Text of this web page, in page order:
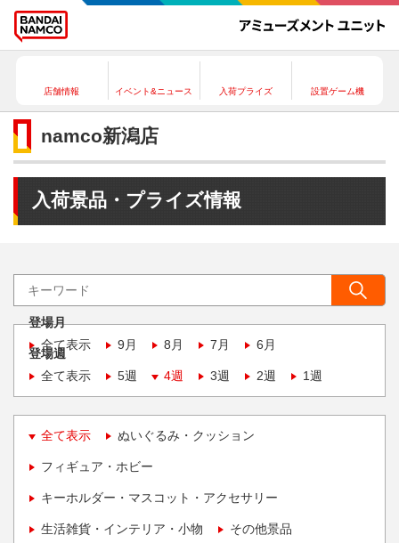
店舗情報 イベント&ニュース 入荷プライズ 設置ゲーム機
namco新潟店
入荷景品・プライズ情報
登場月
全て表示
9月 8月 7月 6月
登場週
全て表示
5週 4週 3週 2週 1週
全て表示 ぬいぐるみ・クッション
フィギュア・ホビー
キーホルダー・マスコット・アクセサリー
生活雑貨・インテリア・小物 その他景品